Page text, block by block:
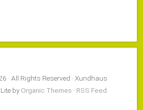
· All Rights Reserved · Xundhaus
by Organic Themes · RSS Feed